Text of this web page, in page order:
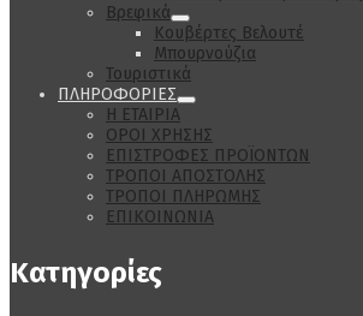
Βρεφικά
Κουβέρτες Βελουτέ
Μπουρνούζια
Τουριστικά
ΠΛΗΡΟΦΟΡΙΕΣ
Η ΕΤΑΙΡΙΑ
ΟΡΟΙ ΧΡΗΣΗΣ
ΕΠΙΣΤΡΟΦΕΣ ΠΡΟΪΟΝΤΩΝ
ΤΡΟΠΟΙ ΑΠΟΣΤΟΛΗΣ
ΤΡΟΠΟΙ ΠΛΗΡΩΜΗΣ
ΕΠΙΚΟΙΝΩΝΙΑ
Κατηγορίες